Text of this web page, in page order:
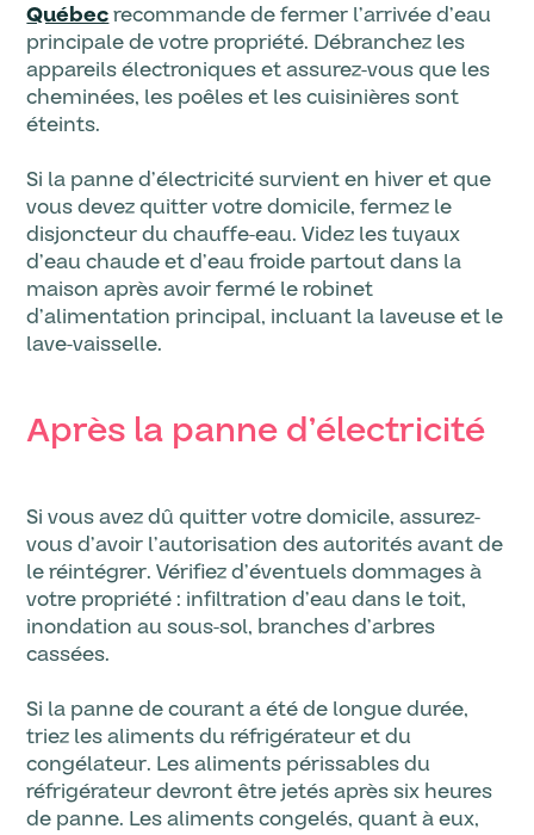
Québecrecommande de fermer l’arrivée d’eau
principale de votre propriété. Débranchez les
appareils électroniques et assurez-vous que les
cheminées, les poêles et les cuisinières sont
éteints.
Si la panne d’électricité survient en hiver et que
vous devez quitter votre domicile, fermez le
disjoncteur du chauffe-eau. Videz les tuyaux
d’eau chaude et d’eau froide partout dans la
maison après avoir fermé le robinet
d’alimentation principal, incluant la laveuse et le
lave-vaisselle.
Après la panne d’électricité
Si vous avez dû quitter votre domicile, assurez-
vous d’avoir l’autorisation des autorités avant de
le réintégrer. Vérifiez d’éventuels dommages à
votre propriété : infiltration d’eau dans le toit,
inondation au sous-sol, branches d’arbres
cassées.
Si la panne de courant a été de longue durée,
triez les aliments du réfrigérateur et du
congélateur. Les aliments périssables du
réfrigérateur devront être jetés après six heures
de panne. Les aliments congelés, quant à eux,